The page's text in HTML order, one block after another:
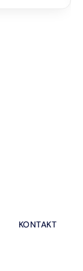
Formalitäten,
der
um einen
gewährleisten.
KONTAKT